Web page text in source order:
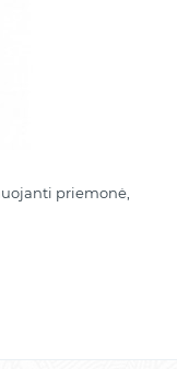
priemonė,